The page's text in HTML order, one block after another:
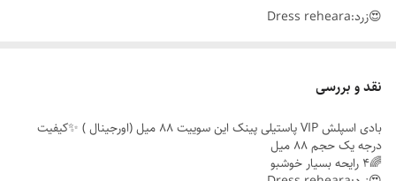
😍زرد:Dress reheara
🌈آبی:surf rock
😍پخش بوی عالی
🌈ماندگاری بالا
نقد و بررسی
بادی اسپلش VIP پاستیلی پینک این سوییت 88 میل (اورجینال ) ✨کیفیت
درجه یک حجم 88 میل
🌈4 رایحه بسیار خوشبو